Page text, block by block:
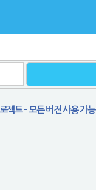
젝트 - 모든 버전 사용 가능